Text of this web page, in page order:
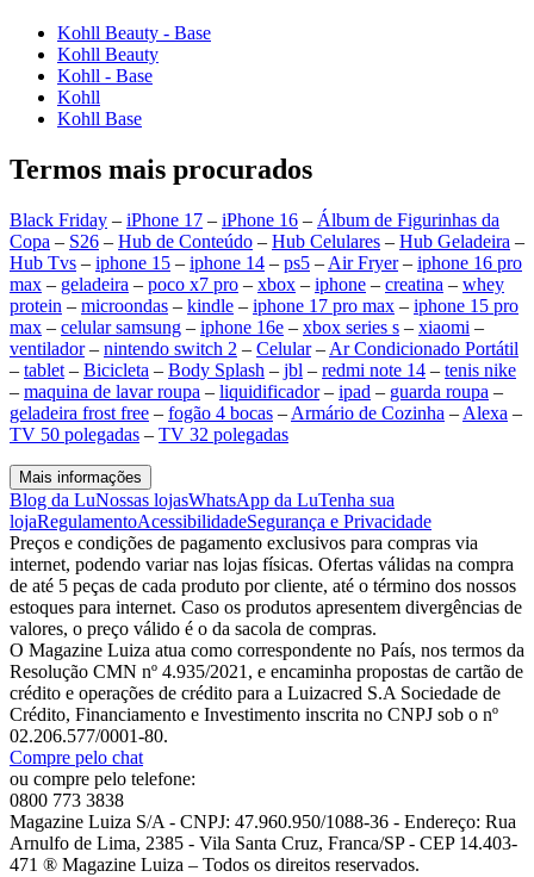
Kohll Beauty - Base
Kohll Beauty
Kohll - Base
Kohll
Kohll Base
Termos mais procurados
Black Friday – iPhone 17 – iPhone 16 – Álbum de Figurinhas da
Copa – S26 – Hub de Conteúdo – Hub Celulares – Hub Geladeira –
Hub Tvs – iphone 15 – iphone 14 – ps5 – Air Fryer– iphone 16 pro
max – geladeira – poco x7 pro – xbox – iphone – creatina – whey
protein – microondas – kindle – iphone 17 pro max – iphone 15 pro
max – celular samsung – iphone 16e – xbox series s – xiaomi –
ventilador– nintendo switch 2 – Celular– Ar Condicionado Portátil
– tablet – Bicicleta – Body Splash – jbl – redmi note 14 – tenis nike
– maquina de lavar roupa – liquidificador– ipad – guarda roupa –
geladeira frost free – fogão 4 bocas – Armário de Cozinha – Alexa –
TV 50 polegadas – TV 32 polegadas
Mais informações
Blog da LuNossas lojasWhatsApp da LuTenha sua
lojaRegulamentoAcessibilidadeSegurança e Privacidade
Preços e condições de pagamento exclusivos para compras via
internet, podendo variar nas lojas físicas. Ofertas válidas na compra
de até 5 peças de cada produto por cliente, até o término dos nossos
estoques para internet. Caso os produtos apresentem divergências de
valores, o preço válido é o da sacola de compras.
O Magazine Luiza atua como correspondente no País, nos termos da
Resolução CMN nº 4.935/2021, e encaminha propostas de cartão de
crédito e operações de crédito para a Luizacred S.A Sociedade de
Crédito, Financiamento e Investimento inscrita no CNPJ sob o nº
02.206.577/0001-80.
Compre pelo chat
ou compre pelo telefone:
0800 773 3838
Magazine Luiza S/A - CNPJ: 47.960.950/1088-36 - Endereço: Rua
Arnulfo de Lima, 2385 - Vila Santa Cruz, Franca/SP - CEP 14.403-
471 ® Magazine Luiza – Todos os direitos reservados.